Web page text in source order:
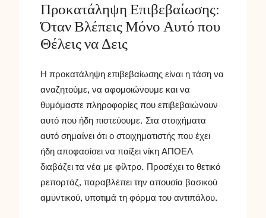
Προκατάληψη Επιβεβαίωσης:
Όταν Βλέπεις Μόνο Αυτό που
Θέλεις να Δεις
Η προκατάληψη επιβεβαίωσης είναι η τάση να
αναζητούμε, να αφομοιώνουμε και να
θυμόμαστε πληροφορίες που επιβεβαιώνουν
αυτό που ήδη πιστεύουμε. Στα στοιχήματα
αυτό σημαίνει ότι ο στοιχηματιστής που έχει
ήδη αποφασίσει να παίξει νίκη ΑΠΟΕΛ
διαβάζει τα νέα με φίλτρο. Προσέχει το θετικό
ρεπορτάζ, παραβλέπει την απουσία βασικού
αμυντικού, υποτιμά τη φόρμα του αντιπάλου.